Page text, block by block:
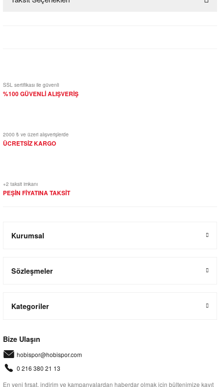
Bu ürüne ilk yorumu siz yapın!
SSL sertifikası ile güvenli
%100 GÜVENLİ ALIŞVERİŞ
2000 ₺ ve üzeri alışverişlerde
ÜCRETSİZ KARGO
+2 taksit imkanı
PEŞİN FİYATINA TAKSİT
Kurumsal
Sözleşmeler
Kategoriler
Bize Ulaşın
hobispor@hobispor.com
0 216 380 21 13
En yeni fırsat, indirim ve kampanyalardan haberdar olmak için bültenimize kayıt